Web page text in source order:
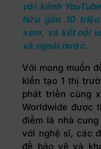
với kênh
hữu gần 10
xem, và kết nối
và ngoài nước.
Với mong muốn
kiến tạo 1 thị
phát triển cùng
Worldwide được
điểm là nhà
với nghệ sĩ, các
để bảo vệ và